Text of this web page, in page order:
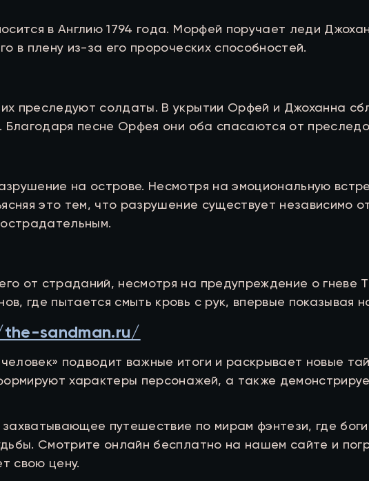
в Англию 1794 года. Морфей поручает леди
в плену из-за его пророческих способностей.
преследуют солдаты. В укрытии Орфей и Джоханна
песне Орфея они оба спасаются от
на острове. Несмотря на эмоциональную
это тем, что разрушение существует независимо
от страданий, несмотря на предупреждение о гневе
где пытается смыть кровь с рук, впервые показывая
sandman.ru/
подводит важные итоги и раскрывает новые
характеры персонажей, а также
путешествие по мирам фэнтези, где
Смотрите онлайн бесплатно на нашем сайте и
свою цену.